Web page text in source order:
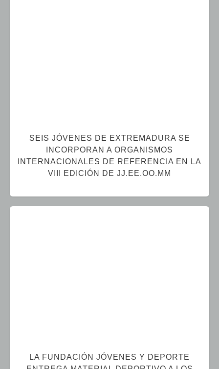
SEIS JÓVENES DE EXTREMADURA SE
INCORPORAN A ORGANISMOS
INTERNACIONALES DE REFERENCIA EN LA
VIII EDICIÓN DE JJ.EE.OO.MM
LA FUNDACIÓN JÓVENES Y DEPORTE